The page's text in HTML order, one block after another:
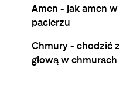
Amen - jak amen w
pacierzu
Chmury - chodzić z
głową w chmurach